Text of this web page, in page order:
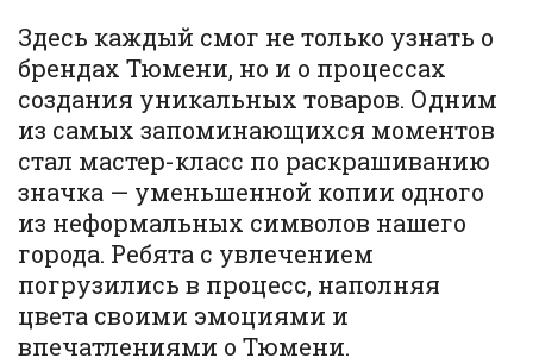
Здесь каждый смог не только узнать о
брендах Тюмени, но и о процессах
создания уникальных товаров. Одним
из самых запоминающихся моментов
стал мастер-класс по раскрашиванию
значка — уменьшенной копии одного
из неформальных символов нашего
города. Ребята с увлечением
погрузились в процесс, наполняя
цвета своими эмоциями и
впечатлениями о Тюмени.